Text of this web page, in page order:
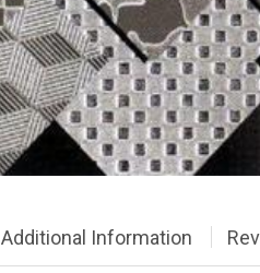
Additional Information